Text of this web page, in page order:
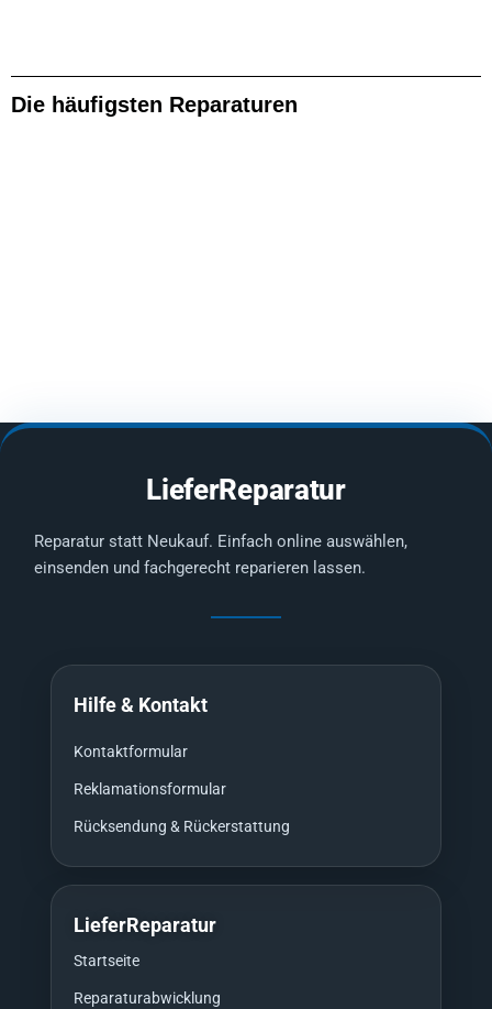
Die häufigsten Reparaturen
LieferReparatur
Reparatur statt Neukauf. Einfach online auswählen,
einsenden und fachgerecht reparieren lassen.
Hilfe & Kontakt
Kontaktformular
Reklamationsformular
Rücksendung & Rückerstattung
LieferReparatur
Startseite
Reparaturabwicklung